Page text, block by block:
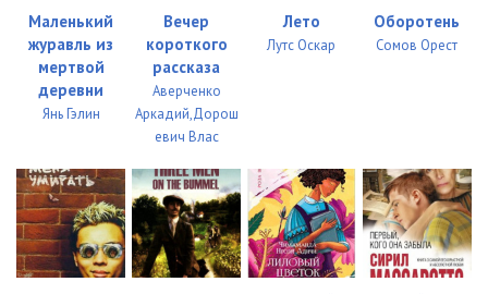
Маленький
журавль из
мертвой
деревни
Янь Гэлин
Вечер
короткого
рассказа
Аверченко
Аркадий,Дорош
евич Влас
Лето
Лутс Оскар
Оборотень
Сомов Орест